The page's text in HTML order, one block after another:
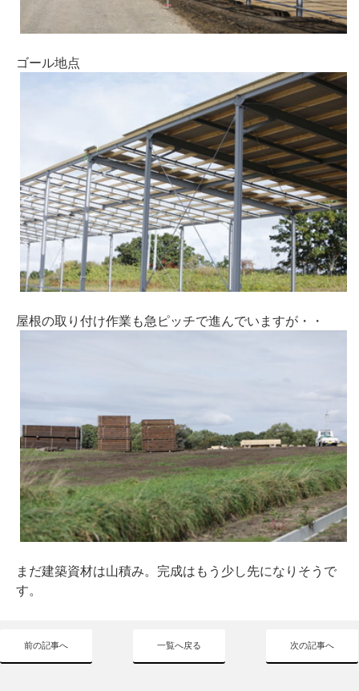
ゴール地点
屋根の取り付け作業も急ピッチで進んでいますが・・
まだ建築資材は山積み。完成はもう少し先になりそうで
す。
前の記事へ 一覧へ戻る 次の記事へ